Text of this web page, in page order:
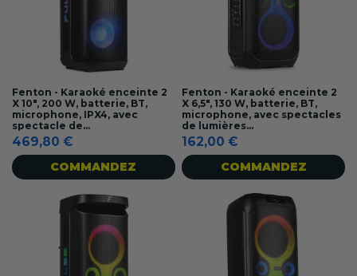
Fenton - Karaoké enceinte 2
X 10", 200 W, batterie, BT,
microphone, IPX4, avec
spectacle de...
469,80 €
COMMANDEZ
Fenton - Karaoké enceinte 2
X 6,5", 130 W, batterie, BT,
microphone, avec spectacles
de lumières...
162,00 €
COMMANDEZ